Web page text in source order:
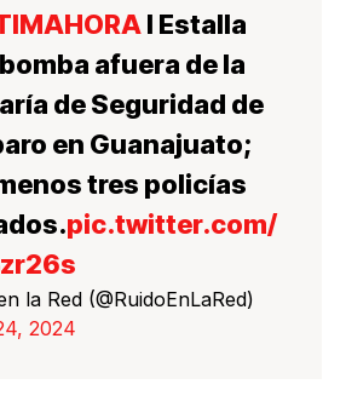
I Estalla
afuera de la
de Seguridad de
en Guanajuato;
tres policías
pic.twitter.com/
la Red (@RuidoEnLaRed)
2024